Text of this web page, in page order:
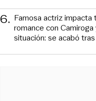
6. Famosa actriz impacta
romance con
situación: se acabó tras